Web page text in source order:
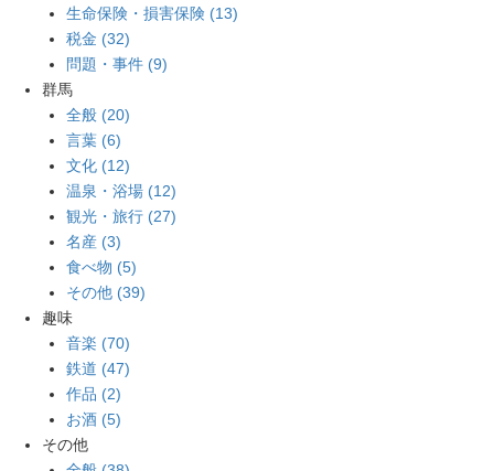
生命保険・損害保険 (13)
税金 (32)
問題・事件 (9)
群馬
全般 (20)
言葉 (6)
文化 (12)
温泉・浴場 (12)
観光・旅行 (27)
名産 (3)
食べ物 (5)
その他 (39)
趣味
音楽 (70)
鉄道 (47)
作品 (2)
お酒 (5)
その他